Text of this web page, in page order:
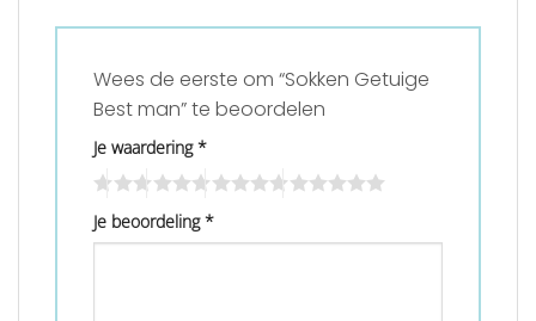
Wees de eerste om “Sokken Getuige
Best man” te beoordelen
Je waardering*
Je beoordeling*